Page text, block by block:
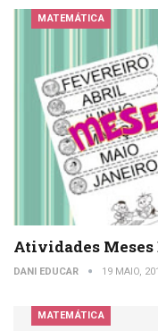
MATEMÁTICA
Atividades Meses
DANI EDUCAR 19 MAIO,
MATEMÁTICA